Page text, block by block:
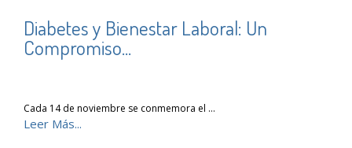
Diabetes y Bienestar Laboral: Un
Compromiso...
Cada 14 de noviembre se conmemora el …
Leer Más...